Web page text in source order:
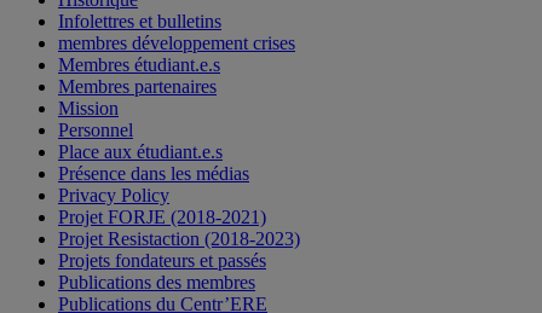
Infolettres et bulletins
membres développement crises
Membres étudiant.e.s
Membres partenaires
Mission
Personnel
Place aux étudiant.e.s
Présence dans les médias
Privacy Policy
Projet FORJE (2018-2021)
Projet Resistaction (2018-2023)
Projets fondateurs et passés
Publications des membres
Publications du Centr’ERE